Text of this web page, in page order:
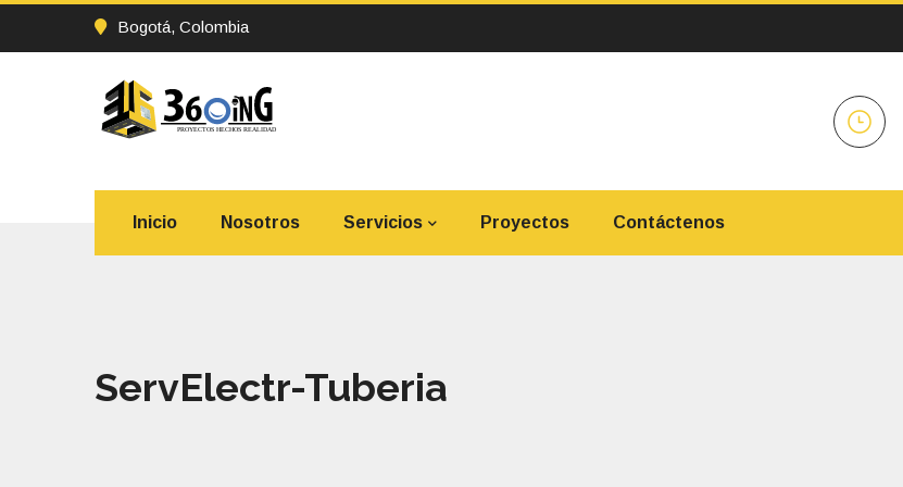
Bogotá, Colombia
Inicio Nosotros Servicios Proyectos Contáctenos
ServElectr-Tuberia